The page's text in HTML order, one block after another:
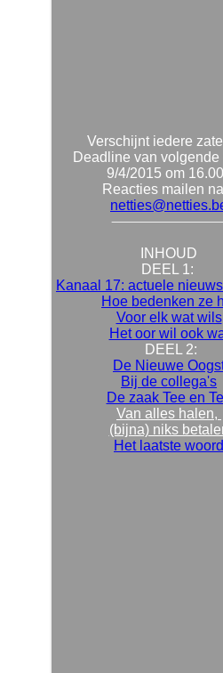
Verschijnt iedere
Deadline van volgende
9/4/2015 om
Reacties mailen
INHOUD
DEEL 1:
Kanaal 17: actuele
Hoe bedenken ze
Voor elk wat wils
Het oor wil ook
DEEL 2:
De Nieuwe
Bij de collega's
De zaak Tee en
Van alles halen,
(bijna) niks
Het laatste woord